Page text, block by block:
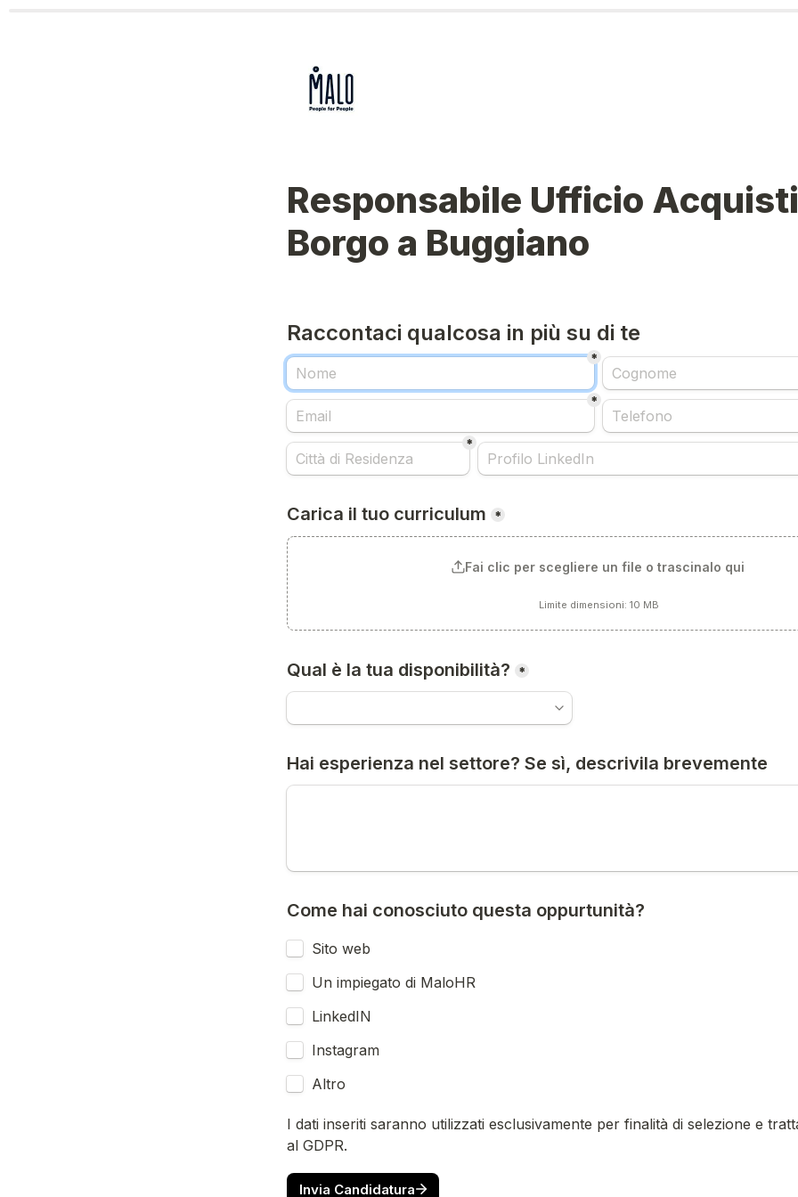
Responsabile Ufficio
Borgo a Buggiano
Raccontaci qualcosa in più su di te
*
*
*
Carica il tuo curriculum *
Fai clic per scegliere un file o trascinalo qui
Limite dimensioni: 10 MB
Qual è la tua disponibilità? *
Hai esperienza nel settore? Se sì, descrivila brevemente
Come hai conosciuto questa oppurtunità?
Sito web
Un impiegato di MaloHR
LinkedIN
Instagram
Altro
I dati inseriti saranno utilizzati esclusivamente per finalità di selezione e
al GDPR.
Invia Candidatura